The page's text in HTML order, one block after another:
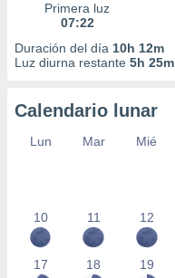
Primera luz
07:22
Duración del día 10h 12m
Luz diurna restante 5h 25m
Calendario lunar
Lun Mar Mié
10 11 12
17 18 19